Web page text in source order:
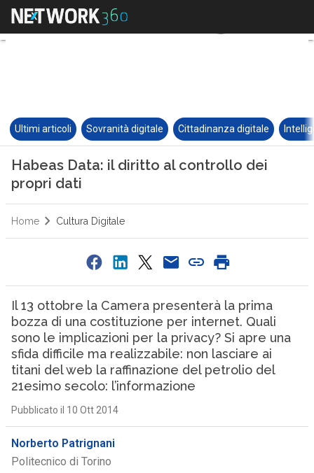
Ultimi articoli Sovranità digitale Cittadinanza digitale
Habeas Data: il diritto al controllo dei
propri dati
Home Cultura Digitale
Il 13 ottobre la Camera presenterà la prima
bozza di una costituzione per internet. Quali
sono le implicazioni per la privacy? Si apre una
sfida difficile ma realizzabile: non lasciare ai
titani del web la raffinazione del petrolio del
21esimo secolo: l’informazione
Pubblicato il 10 Ott 2014
Norberto Patrignani
Politecnico di Torino